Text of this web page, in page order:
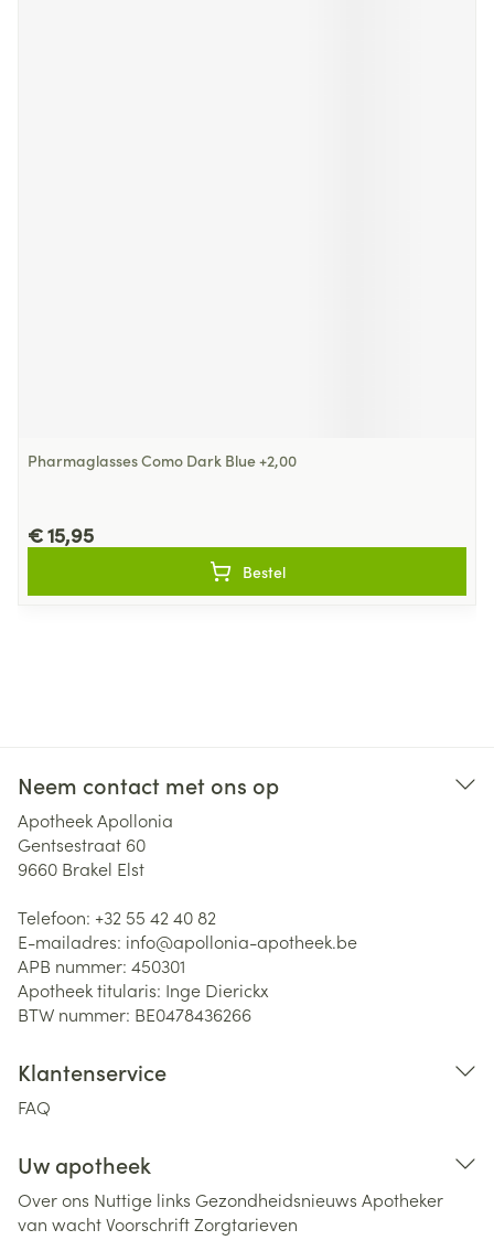
Pharmaglasses Como Dark Blue +2,00
€ 15,95
Bestel
Neem contact met ons op
Apotheek Apollonia
Gentsestraat 60
9660 Brakel Elst
Telefoon: +32 55 42 40 82
E-mailadres: info@apollonia-apotheek.be
APB nummer: 450301
Apotheek titularis: Inge Dierickx
BTW nummer: BE0478436266
Klantenservice
FAQ
Uw apotheek
Over ons Nuttige links Gezondheidsnieuws Apotheker
van wachtVoorschriftZorgtarieven